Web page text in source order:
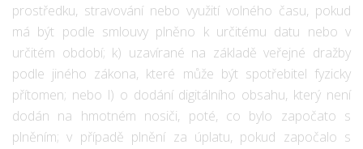
prostředku, stravování nebo využití volného času, pokud
má být podle smlouvy plněno k určitému datu nebo v
určitém období; k) uzavírané na základě veřejné dražby
podle jiného zákona, které může být spotřebitel fyzicky
přítomen; nebo l) o dodání digitálního obsahu, který není
dodán na hmotném nosiči, poté, co bylo započato s
plněním; v případě plnění za úplatu, pokud započalo s